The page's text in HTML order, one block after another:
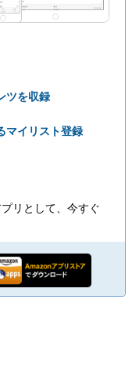
ツを収録
マイリスト登録
リとして、今すぐ